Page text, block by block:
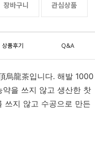
장바구니 관심상품
상품후기 Q&A
烏龍茶입니다. 해발 1000
을 쓰지 않고 생산한 찻
쓰지 않고 수공으로 만든